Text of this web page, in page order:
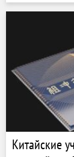
Китайские